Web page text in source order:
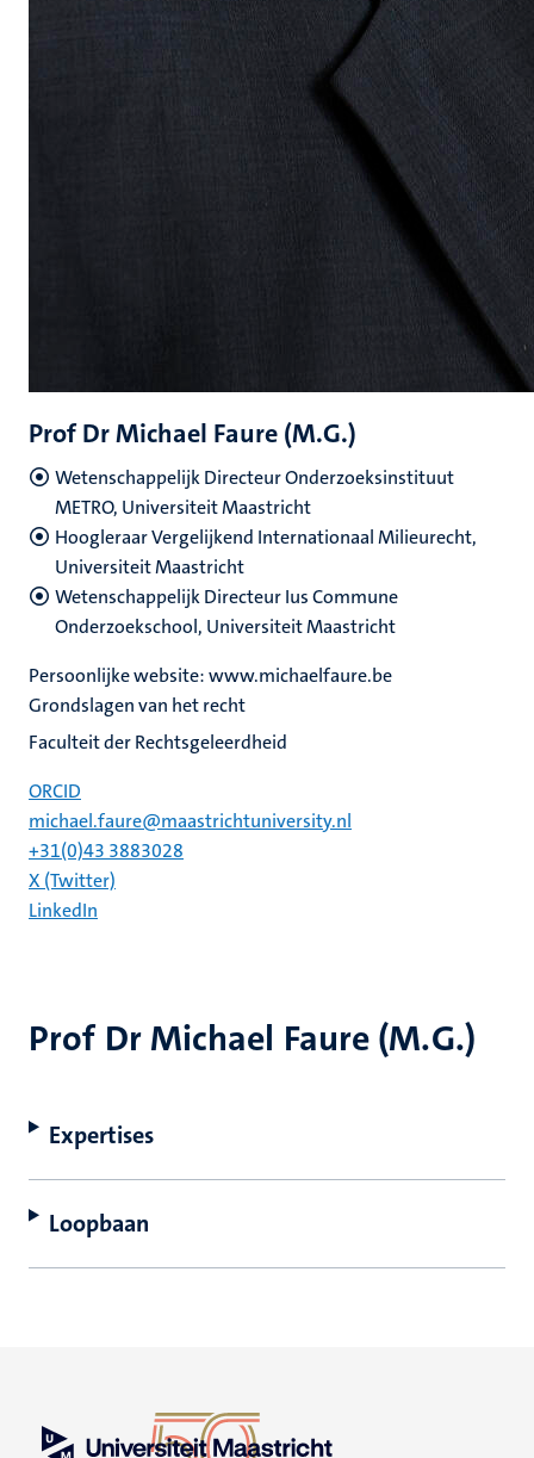
Prof Dr Michael Faure (M.G.)
Expertises
Loopbaan
Prof Dr Michael Faure (M.G.)
Wetenschappelijk Directeur Onderzoeksinstituut
METRO, Universiteit Maastricht
Hoogleraar Vergelijkend Internationaal Milieurecht,
Universiteit Maastricht
Wetenschappelijk Directeur Ius Commune
Onderzoekschool, Universiteit Maastricht
Persoonlijke website: www.michaelfaure.be
Grondslagen van het recht
Faculteit der Rechtsgeleerdheid
ORCID
michael.faure@maastrichtuniversity.nl
+31(0)43 3883028
X (Twitter)
LinkedIn